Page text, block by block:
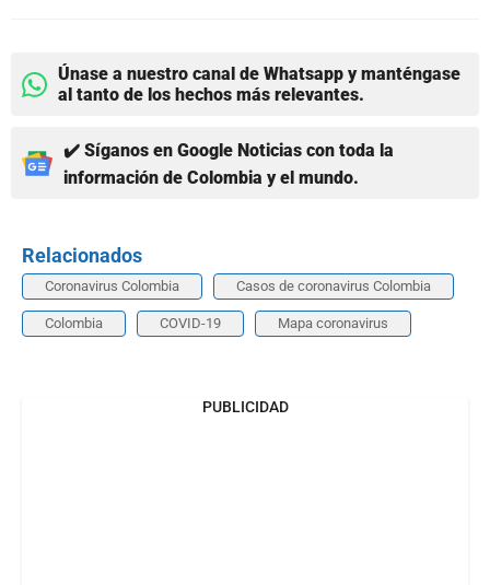
Únase a nuestro canal de Whatsapp y manténgase
al tanto de los hechos más relevantes.
✔️ Síganos en Google Noticias con toda la
información de Colombia y el mundo.
Relacionados
Coronavirus Colombia Casos de coronavirus Colombia
Colombia COVID-19 Mapa coronavirus
PUBLICIDAD